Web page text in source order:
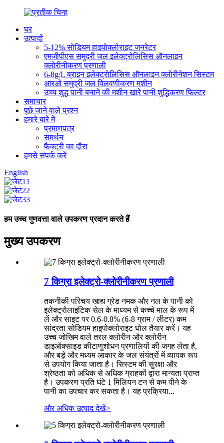
घर
उत्पादों
5-12% सोडियम हाइपोक्लोराइट जनरेटर
एमजीपीएस समुद्री जल इलेक्ट्रोलिसिस ऑनलाइन
क्लोरीनीकरण प्रणाली
6-8g/L ब्राइन इलेक्ट्रोलिसिस ऑनलाइन क्लोरीनेशन सिस्टम
आरओ समुद्री जल विलवणीकरण मशीन
उच्च शुद्ध पानी बनाने की मशीन खारे पानी शुद्धिकरण फिल्टर
समाचार
पूछे जाने वाले प्रश्न
हमारे बारे में
प्रमाणपत्र
समर्थन
फैक्ट्री का दौरा
हमसे संपर्क करें
English
हम उच्च गुणवत्ता वाले उपकरण प्रदान करते हैं
मुख्य उपकरण
7 किग्रा इलेक्ट्रो-क्लोरीनीकरण प्रणाली
तकनीकी परिचय खाद्य ग्रेड नमक और नल के पानी को
इलेक्ट्रोलाइटिक सेल के माध्यम से कच्चे माल के रूप में
लें और साइट पर 0.6-0.8% (6-8 ग्राम / लीटर) कम
सांद्रता सोडियम हाइपोक्लोराइट घोल तैयार करें। यह
उच्च जोखिम वाले तरल क्लोरीन और क्लोरीन
डाइऑक्साइड कीटाणुशोधन प्रणालियों की जगह लेता है,
और बड़े और मध्यम आकार के जल संयंत्रों में व्यापक रूप
से उपयोग किया जाता है। सिस्टम की सुरक्षा और
श्रेष्ठता को अधिक से अधिक ग्राहकों द्वारा मान्यता प्राप्त
है। उपकरण प्रति घंटे 1 मिलियन टन से कम पीने के
पानी का उपचार कर सकता है। यह प्रक्रिया...
और अधिक उत्पाद देखें>